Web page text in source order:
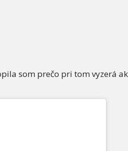
som prečo pri tom vyzerá